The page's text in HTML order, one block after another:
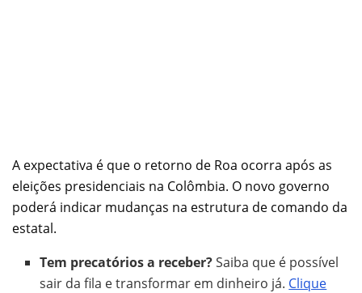
A expectativa é que o retorno de Roa ocorra após as
eleições presidenciais na Colômbia. O novo governo
poderá indicar mudanças na estrutura de comando da
estatal.
Tem precatórios a receber?Saiba que é possível
sair da fila e transformar em dinheiro já. Clique